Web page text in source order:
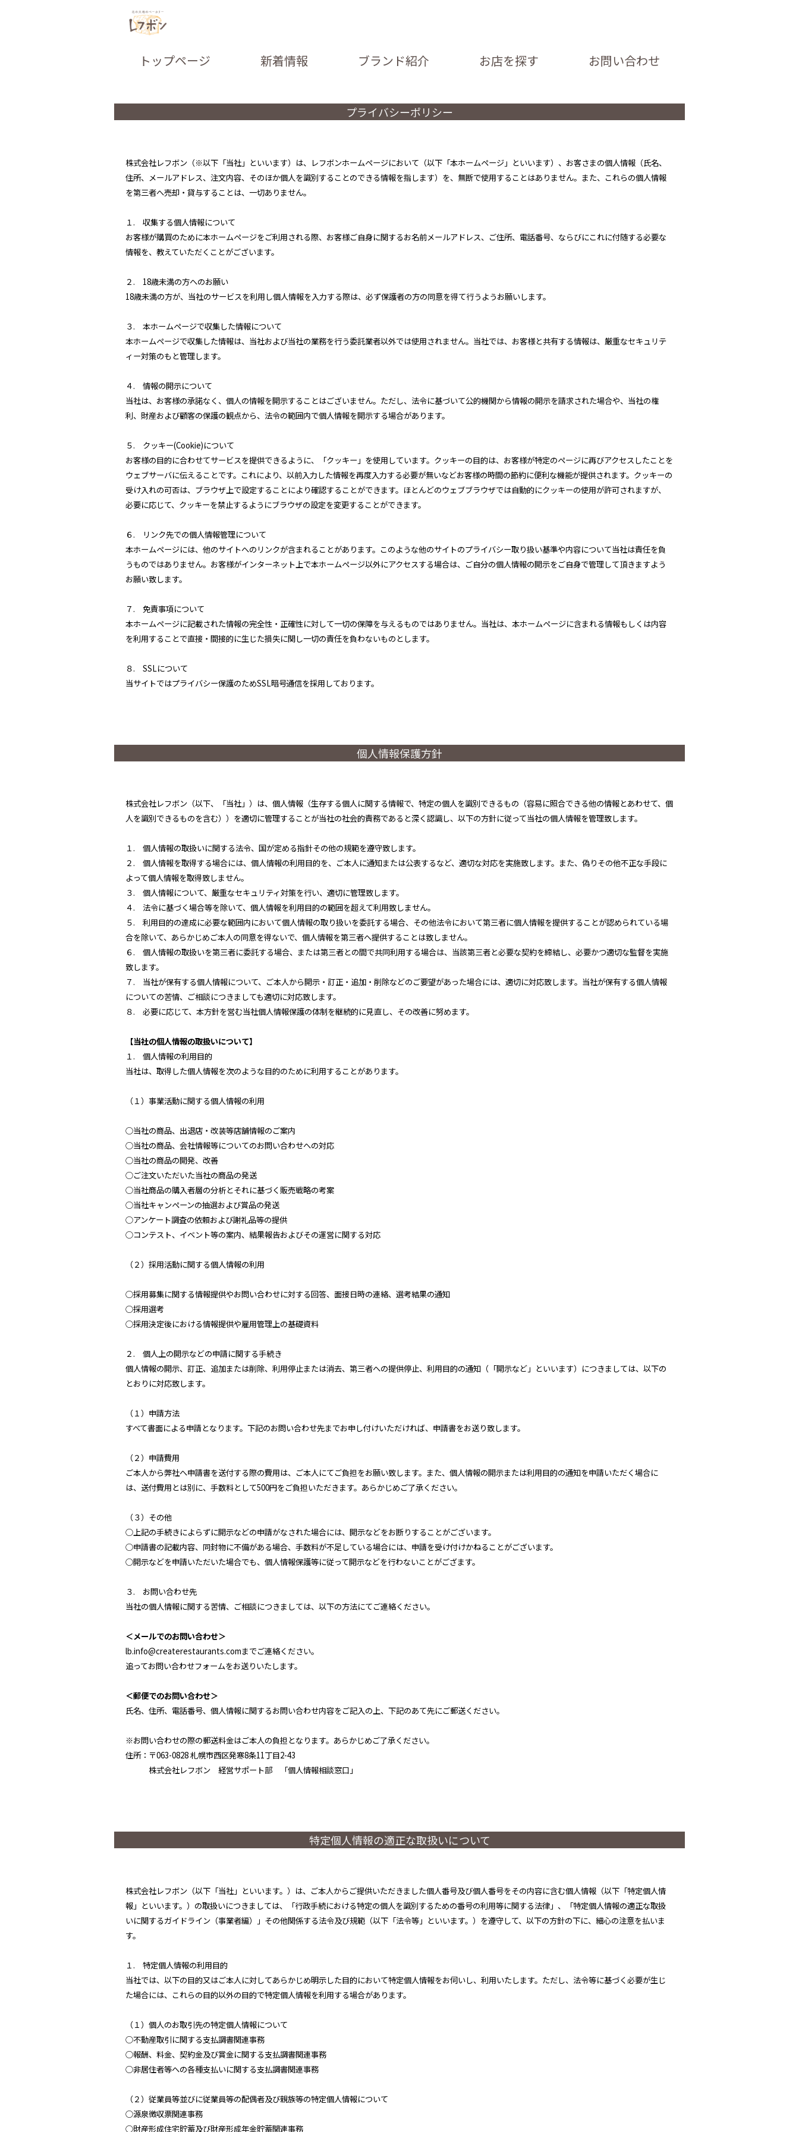
トップページ 新着情報 ブランド紹介 お店を探す お問い合わせ
プライバシーポリシー
株式会社レフボン（※以下「当社」といいます）は、レフボンホームページにおいて（以下「本ホームページ」といいます）、お客さまの個人情報（氏名、
住所、メールアドレス、注文内容、そのほか個人を識別することのできる情報を指します）を、無断で使用することはありません。また、これらの個人情報
を第三者へ売却・貸与することは、一切ありません。
１. 収集する個人情報について
お客様が購買のために本ホームページをご利用される際、お客様ご自身に関するお名前メールアドレス、ご住所、電話番号、ならびにこれに付随する必要な
情報を、教えていただくことがございます。
２. 18歳未満の方へのお願い
18歳未満の方が、当社のサービスを利用し個人情報を入力する際は、必ず保護者の方の同意を得て行うようお願いします。
３. 本ホームページで収集した情報について
本ホームページで収集した情報は、当社および当社の業務を行う委託業者以外では使用されません。当社では、お客様と共有する情報は、厳重なセキュリテ
ィー対策のもと管理します。
４. 情報の開示について
当社は、お客様の承諾なく、個人の情報を開示することはございません。ただし、法令に基づいて公的機関から情報の開示を請求された場合や、当社の権
利、財産および顧客の保護の観点から、法令の範囲内で個人情報を開示する場合があります。
５. クッキー(Cookie)について
お客様の目的に合わせてサービスを提供できるように、「クッキー」を使用しています。クッキーの目的は、お客様が特定のページに再びアクセスしたことを
ウェブサーバに伝えることです。これにより、以前入力した情報を再度入力する必要が無いなどお客様の時間の節約に便利な機能が提供されます。クッキーの
受け入れの可否は、ブラウザ上で設定することにより確認することができます。ほとんどのウェブブラウザでは自動的にクッキーの使用が許可されますが、
必要に応じて、クッキーを禁止するようにブラウザの設定を変更することができます。
６. リンク先での個人情報管理について
本ホームページには、他のサイトへのリンクが含まれることがあります。このような他のサイトのプライバシー取り扱い基準や内容について当社は責任を負
うものではありません。お客様がインターネット上で本ホームページ以外にアクセスする場合は、ご自分の個人情報の開示をご自身で管理して頂きますよう
お願い致します。
７. 免責事項について
本ホームページに記載された情報の完全性・正確性に対して一切の保障を与えるものではありません。当社は、本ホームページに含まれる情報もしくは内容
を利用することで直接・間接的に生じた損失に関し一切の責任を負わないものとします。
８. SSLについて
当サイトではプライバシー保護のためSSL暗号通信を採用しております。
個人情報保護方針
株式会社レフボン（以下、「当社」）は、個人情報（生存する個人に関する情報で、特定の個人を識別できるもの（容易に照合できる他の情報とあわせて、個
人を識別できるものを含む））を適切に管理することが当社の社会的責務であると深く認識し、以下の方針に従って当社の個人情報を管理致します。
１. 個人情報の取扱いに関する法令、国が定める指針その他の規範を遵守致します。
２. 個人情報を取得する場合には、個人情報の利用目的を、ご本人に通知または公表するなど、適切な対応を実施致します。また、偽りその他不正な手段に
よって個人情報を取得致しません。
３. 個人情報について、厳重なセキュリティ対策を行い、適切に管理致します。
４. 法令に基づく場合等を除いて、個人情報を利用目的の範囲を超えて利用致しません。
５. 利用目的の達成に必要な範囲内において個人情報の取り扱いを委託する場合、その他法令において第三者に個人情報を提供することが認められている場
合を除いて、あらかじめご本人の同意を得ないで、個人情報を第三者へ提供することは致しません。
６. 個人情報の取扱いを第三者に委託する場合、または第三者との間で共同利用する場合は、当該第三者と必要な契約を締結し、必要かつ適切な監督を実施
致します。
７. 当社が保有する個人情報について、ご本人から開示・訂正・追加・削除などのご要望があった場合には、適切に対応致します。当社が保有する個人情報
についての苦情、ご相談につきましても適切に対応致します。
８. 必要に応じて、本方針を営む当社個人情報保護の体制を継続的に見直し、その改善に努めます。
【当社の個人情報の取扱いについて】
１. 個人情報の利用目的
当社は、取得した個人情報を次のような目的のために利用することがあります。
（１）事業活動に関する個人情報の利用
○当社の商品、出退店・改装等店舗情報のご案内
○当社の商品、会社情報等についてのお問い合わせへの対応
○当社の商品の開発、改善
○ご注文いただいた当社の商品の発送
○当社商品の購入者層の分析とそれに基づく販売戦略の考案
○当社キャンペーンの抽選および賞品の発送
○アンケート調査の依頼および謝礼品等の提供
○コンテスト、イベント等の案内、結果報告およびその運営に関する対応
（２）採用活動に関する個人情報の利用
○採用募集に関する情報提供やお問い合わせに対する回答、面接日時の連絡、選考結果の通知
○採用選考
○採用決定後における情報提供や雇用管理上の基礎資料
２. 個人上の開示などの申請に関する手続き
個人情報の開示、訂正、追加または削除、利用停止または消去、第三者への提供停止、利用目的の通知（「開示など」といいます）につきましては、以下の
とおりに対応致します。
（１）申請方法
すべて書面による申請となります。下記のお問い合わせ先までお申し付けいただければ、申請書をお送り致します。
（２）申請費用
ご本人から弊社へ申請書を送付する際の費用は、ご本人にてご負担をお願い致します。また、個人情報の開示または利用目的の通知を申請いただく場合に
は、送付費用とは別に、手数料として500円をご負担いただきます。あらかじめご了承ください。
（３）その他
○上記の手続きによらずに開示などの申請がなされた場合には、開示などをお断りすることがございます。
○申請書の記載内容、同封物に不備がある場合、手数料が不足している場合には、申請を受け付けかねることがございます。
○開示などを申請いただいた場合でも、個人情報保護等に従って開示などを行わないことがござます。
３. お問い合わせ先
当社の個人情報に関する苦情、ご相談につきましては、以下の方法にてご連絡ください。
＜メールでのお問い合わせ＞
lb.info@createrestaurants.comまでご連絡ください。
追ってお問い合わせフォームをお送りいたします。
＜郵便でのお問い合わせ＞
氏名、住所、電話番号、個人情報に関するお問い合わせ内容をご記入の上、下記のあて先にご郵送ください。
※お問い合わせの際の郵送料金はご本人の負担となります。あらかじめご了承ください。
住所：〒063-0828 札幌市西区発寒8条11丁目2-43
株式会社レフボン 経営サポート部 「個人情報相談窓口」
特定個人情報の適正な取扱いについて
株式会社レフボン（以下「当社」といいます。）は、ご本人からご提供いただきました個人番号及び個人番号をその内容に含む個人情報（以下「特定個人情
報」といいます。）の取扱いにつきましては、「行政手続における特定の個人を識別するための番号の利用等に関する法律」、「特定個人情報の適正な取扱
いに関するガイドライン（事業者編）」その他関係する法令及び規範（以下「法令等」といいます。）を遵守して、以下の方針の下に、細心の注意を払いま
す。
１. 特定個人情報の利用目的
当社では、以下の目的又はご本人に対してあらかじめ明示した目的において特定個人情報をお伺いし、利用いたします。ただし、法令等に基づく必要が生じ
た場合には、これらの目的以外の目的で特定個人情報を利用する場合があります。
（１）個人のお取引先の特定個人情報について
○不動産取引に関する支払調書関連事務
○報酬、料金、契約金及び賞金に関する支払調書関連事務
○非居住者等への各種支払いに関する支払調書関連事務
（２）従業員等並びに従業員等の配偶者及び親族等の特定個人情報について
○源泉徴収票関連事務
○財産形成住宅貯蓄及び財産形成年金貯蓄関連事務